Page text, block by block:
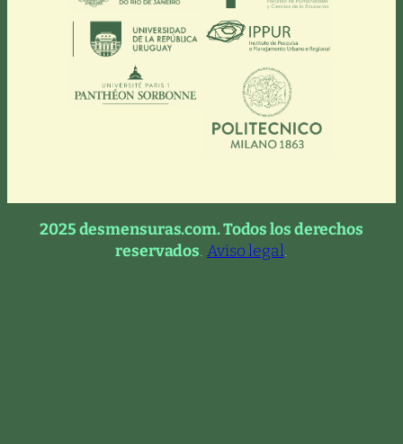
2025 desmensuras.com. Todos los derechos
reservados. Aviso legal.